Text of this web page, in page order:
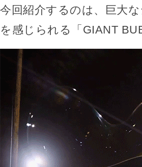
今回紹介するのは、巨大
を感じられる「GIANT